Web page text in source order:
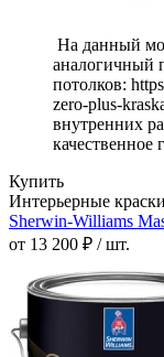
На данный
аналогичный
потолков:
zero-plus-
внутренних
качественное
Купить
Интерьерные краски
Sherwin-Williams
от 13 200 ₽ / шт.